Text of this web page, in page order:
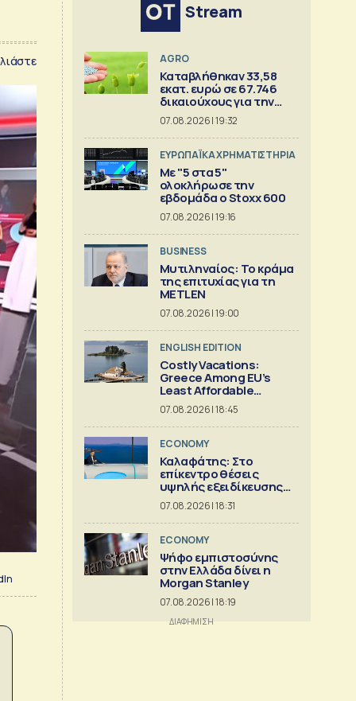
Stream
AGRO
Καταβλήθηκαν 33,58
εκατ. ευρώ σε 67.746
δικαιούχους για την
αγορά λιπασμάτων
07.08.2026 | 19:32
ΕΥΡΩΠΑΪΚΑ ΧΡΗΜΑΤΙΣΤΗΡΙΑ
Με "5 στα 5"
ολοκλήρωσε την
εβδομάδα ο Stoxx 600
07.08.2026 | 19:16
BUSINESS
Μυτιληναίος: Το κράμα
της επιτυχίας για τη
METLEN
07.08.2026 | 19:00
ENGLISH EDITION
Costly Vacations:
Greece Among EU’s
Least Affordable
Countries
07.08.2026 | 18:45
ECONOMY
Καλαφάτης: Στο
επίκεντρο θέσεις
υψηλής εξειδίκευσης
και AI
07.08.2026 | 18:31
ECONOMY
Ψήφο εμπιστοσύνης
στην Ελλάδα δίνει η
Morgan Stanley
07.08.2026 | 18:19